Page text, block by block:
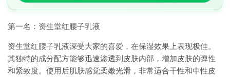
第一名：资生堂红腰子乳液
资生堂红腰子乳液深受大家的喜爱，在保湿效果上表现极佳。
其独特的成分配方能够迅速渗透到皮肤内部，增加皮肤的弹性
和紧致度。使用后肌肤感觉柔嫩光滑，非常适合干性和中性皮